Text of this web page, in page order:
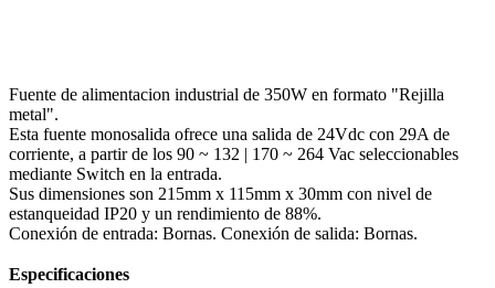
Fuente de alimentacion industrial de 350W en formato "Rejilla
metal".
Esta fuente monosalida ofrece una salida de 24Vdc con 29A de
corriente, a partir de los 90 ~ 132 | 170 ~ 264 Vac seleccionables
mediante Switch en la entrada.
Sus dimensiones son 215mm x 115mm x 30mm con nivel de
estanqueidad IP20 y un rendimiento de 88%.
Conexión de entrada: Bornas. Conexión de salida: Bornas.
Especificaciones